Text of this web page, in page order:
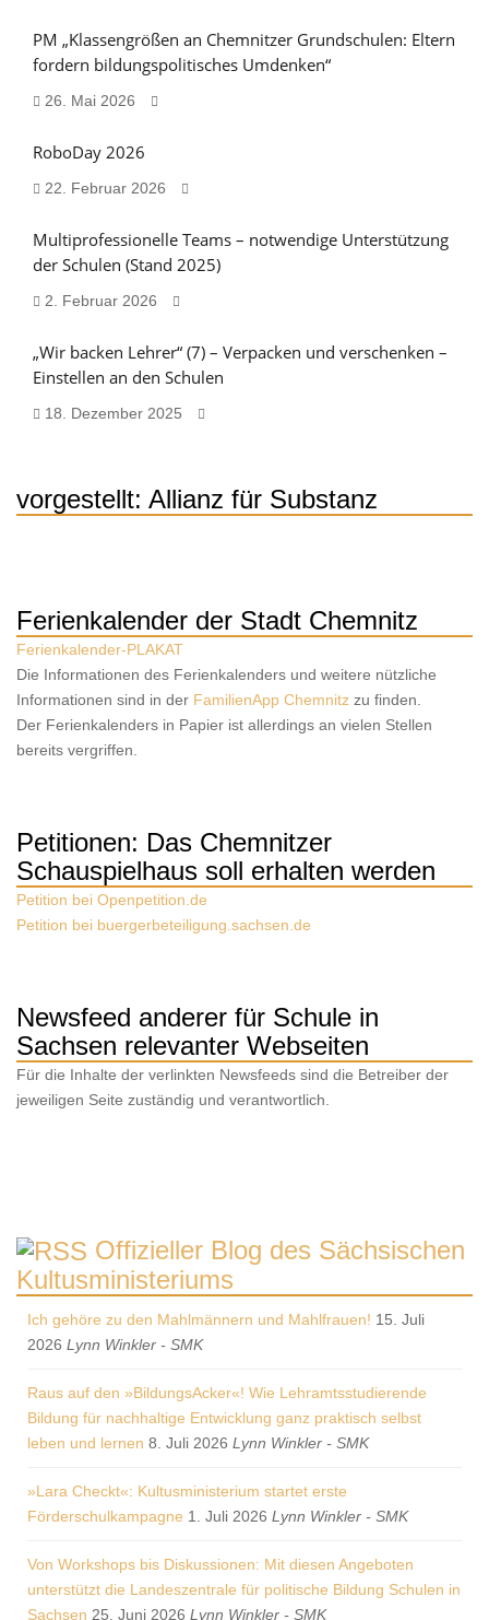
PM „Klassengrößen an Chemnitzer Grundschulen: Eltern
fordern bildungspolitisches Umdenken“
26. Mai 2026
RoboDay 2026
22. Februar 2026
Multiprofessionelle Teams – notwendige Unterstützung
der Schulen (Stand 2025)
2. Februar 2026
„Wir backen Lehrer“ (7) – Verpacken und verschenken –
Einstellen an den Schulen
18. Dezember 2025
vorgestellt: Allianz für Substanz
Ferienkalender der Stadt Chemnitz
Ferienkalender-PLAKAT
Die Informationen des Ferienkalenders und weitere nützliche
Informationen sind in der FamilienApp Chemnitz zu finden.
Der Ferienkalenders in Papier ist allerdings an vielen Stellen
bereits vergriffen.
Petitionen: Das Chemnitzer
Schauspielhaus soll erhalten werden
Petition bei Openpetition.de
Petition bei buergerbeteiligung.sachsen.de
Newsfeed anderer für Schule in
Sachsen relevanter Webseiten
Für die Inhalte der verlinkten Newsfeeds sind die Betreiber der
jeweiligen Seite zuständig und verantwortlich.
Offizieller Blog des Sächsischen
Kultusministeriums
Ich gehöre zu den Mahlmännern und Mahlfrauen! 15. Juli
2026 Lynn Winkler - SMK
Raus auf den »BildungsAcker«! Wie Lehramtsstudierende
Bildung für nachhaltige Entwicklung ganz praktisch selbst
leben und lernen 8. Juli 2026 Lynn Winkler - SMK
»Lara Checkt«: Kultusministerium startet erste
Förderschulkampagne 1. Juli 2026 Lynn Winkler - SMK
Von Workshops bis Diskussionen: Mit diesen Angeboten
unterstützt die Landeszentrale für politische Bildung Schulen in
Sachsen 25. Juni 2026 Lynn Winkler - SMK